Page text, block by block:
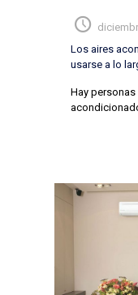
Los aires
usarse a lo
Hay personas